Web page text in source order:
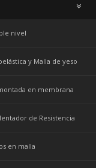
nivel
y Malla de yeso
en membrana
de Resistencia
en malla